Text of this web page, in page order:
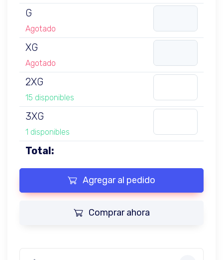
G
Agotado
XG
Agotado
2XG
15 disponibles
3XG
1 disponibles
Total:
Agregar al pedido
Comprar ahora